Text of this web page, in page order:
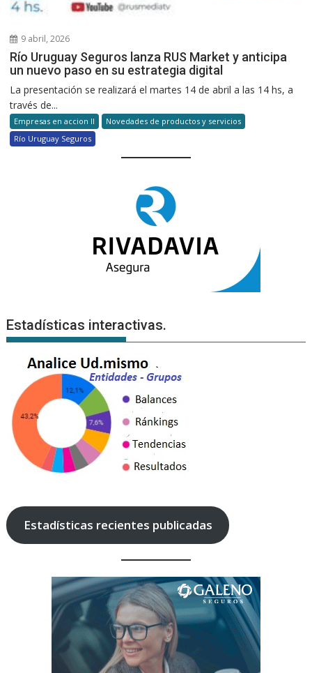
9 abril, 2026
Río Uruguay Seguros lanza RUS Market y anticipa
un nuevo paso en su estrategia digital
La presentación se realizará el martes 14 de abril a las 14 hs, a
través de...
Empresas en accion II
Novedades de productos y servicios
Río Uruguay Seguros
Estadísticas interactivas.
Estadísticas recientes publicadas